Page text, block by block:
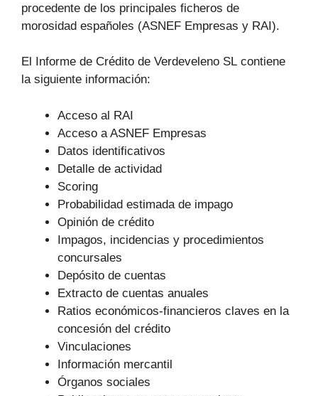
procedente de los principales ficheros de
morosidad españoles (ASNEF Empresas y RAI).
El Informe de Crédito de Verdeveleno SL contiene
la siguiente información:
Acceso al RAI
Acceso a ASNEF Empresas
Datos identificativos
Detalle de actividad
Scoring
Probabilidad estimada de impago
Opinión de crédito
Impagos, incidencias y procedimientos
concursales
Depósito de cuentas
Extracto de cuentas anuales
Ratios económicos-financieros claves en la
concesión del crédito
Vinculaciones
Información mercantil
Órganos sociales